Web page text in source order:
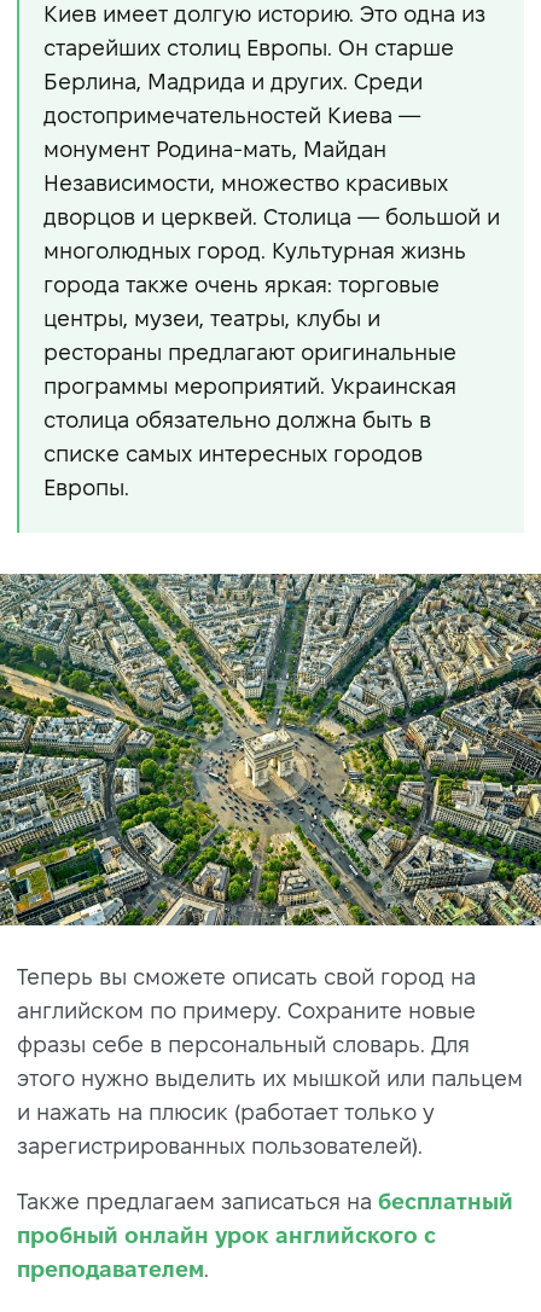
Киев имеет долгую историю. Это одна из
старейших столиц Европы. Он старше
Берлина, Мадрида и других. Среди
достопримечательностей Киева —
монумент Родина-мать, Майдан
Независимости, множество красивых
дворцов и церквей. Столица — большой и
многолюдных город. Культурная жизнь
города также очень яркая: торговые
центры, музеи, театры, клубы и
рестораны предлагают оригинальные
программы мероприятий. Украинская
столица обязательно должна быть в
списке самых интересных городов
Европы.
Теперь вы сможете описать свой город на
английском по примеру. Сохраните новые
фразы себе в персональный словарь. Для
этого нужно выделить их мышкой или пальцем
и нажать на плюсик (работает только у
зарегистрированных пользователей).
Также предлагаем записаться на бесплатный
пробный онлайн урок английского с
преподавателем.